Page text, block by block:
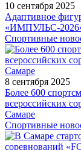
10 сентября 2025
Адаптивное
«ИМПУЛЬС-
Спортивные
8 сентября 2025
Более 600
всероссийских
Самаре
Спортивные